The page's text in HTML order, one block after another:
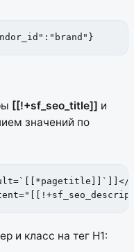
[[!+sf_seo_title]] и
значений по
и класс на тег H1: